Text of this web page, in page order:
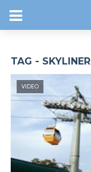
TAG - SKYLINER
VIDEO